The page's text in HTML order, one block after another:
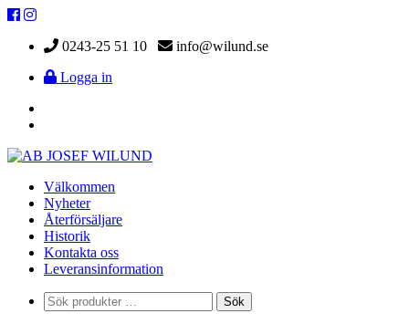
0243-25 51 10
info@wilund.se
Logga in
Välkommen
Nyheter
Återförsäljare
Historik
Kontakta oss
Leveransinformation
Sök
efter:
Sök